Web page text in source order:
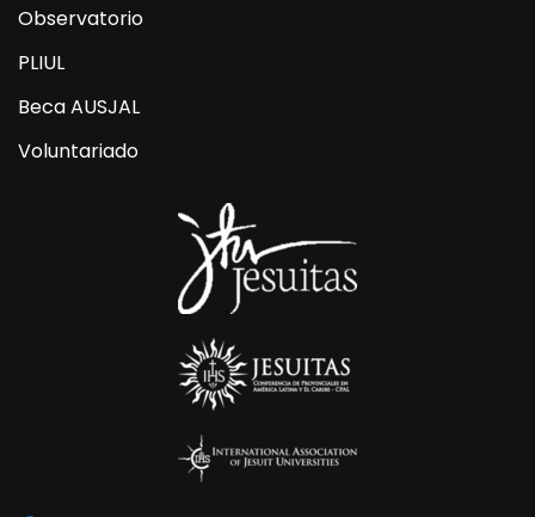
Observatorio
PLIUL
Beca AUSJAL
Voluntariado